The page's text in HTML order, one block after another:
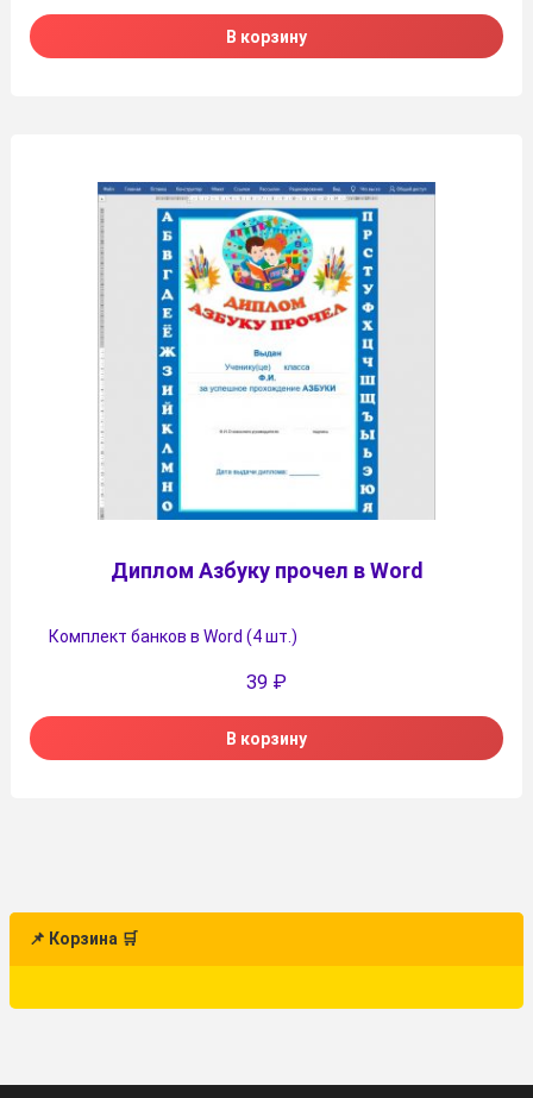
В корзину
Диплом Азбуку прочел в Word
Комплект банков в Word (4 шт.)
39 ₽
В корзину
📌 Корзина 🛒